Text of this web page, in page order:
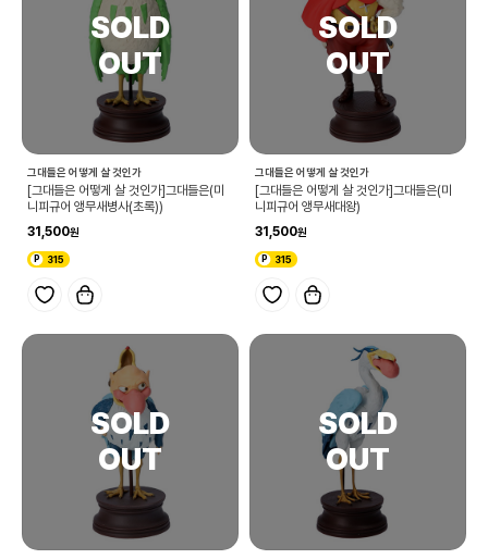
그대들은 어떻게 살 것인가
[그대들은 어떻게 살 것인가]그대들은(미
니피규어 앵무새병사(초록))
31,500
315
그대들은 어떻게 살 것인가
[그대들은 어떻게 살 것인가]그대들은(미
니피규어 앵무새대왕)
31,500
315